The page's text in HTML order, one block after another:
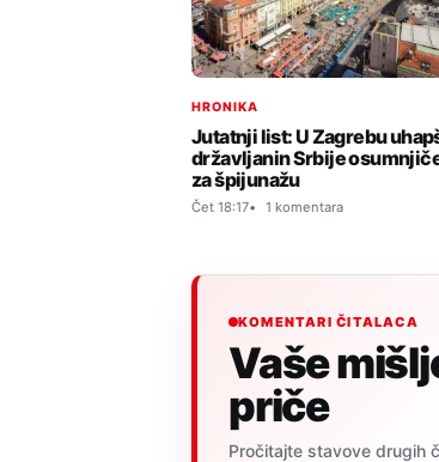
HRONIKA
Jutatnji list: U Zagrebu
državljanin Srbije
za špijunažu
Čet 18:17 1 komentara
KOMENTARI ČITALACA
Vaše
priče
Pročitajte stavove drugih